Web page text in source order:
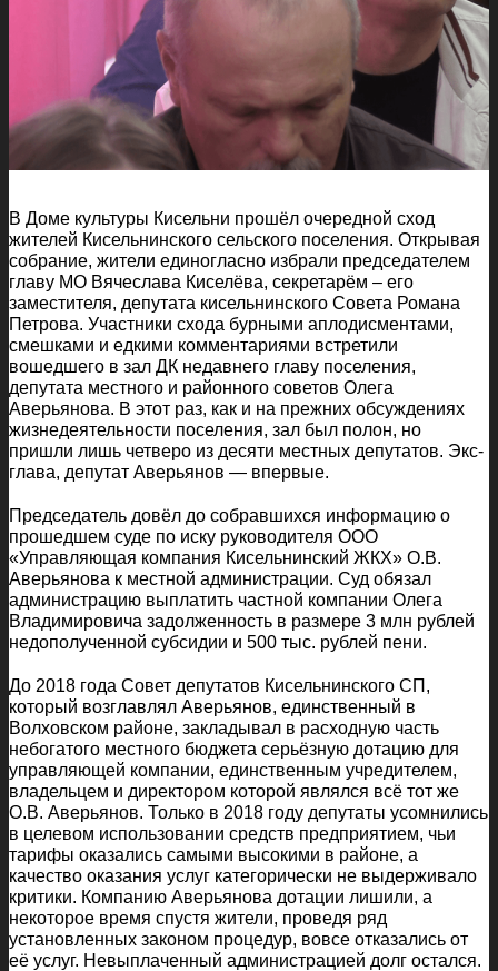
В Доме культуры Кисельни прошёл очередной сход
жителей Кисельнинского сельского поселения. Открывая
собрание, жители единогласно избрали председателем
главу МО Вячеслава Киселёва, секретарём – его
заместителя, депутата кисельнинского Совета Романа
Петрова. Участники схода бурными аплодисментами,
смешками и едкими комментариями встретили
вошедшего в зал ДК недавнего главу поселения,
депутата местного и районного советов Олега
Аверьянова. В этот раз, как и на прежних обсуждениях
жизнедеятельности поселения, зал был полон, но
пришли лишь четверо из десяти местных депутатов. Экс-
глава, депутат Аверьянов — впервые.
Председатель довёл до собравшихся информацию о
прошедшем суде по иску руководителя ООО
«Управляющая компания Кисельнинский ЖКХ» О.В.
Аверьянова к местной администрации. Суд обязал
администрацию выплатить частной компании Олега
Владимировича задолженность в размере 3 млн рублей
недополученной субсидии и 500 тыс. рублей пени.
До 2018 года Совет депутатов Кисельнинского СП,
который возглавлял Аверьянов, единственный в
Волховском районе, закладывал в расходную часть
небогатого местного бюджета серьёзную дотацию для
управляющей компании, единственным учредителем,
владельцем и директором которой являлся всё тот же
О.В. Аверьянов. Только в 2018 году депутаты усомнились
в целевом использовании средств предприятием, чьи
тарифы оказались самыми высокими в районе, а
качество оказания услуг категорически не выдерживало
критики. Компанию Аверьянова дотации лишили, а
некоторое время спустя жители, проведя ряд
установленных законом процедур, вовсе отказались от
её услуг. Невыплаченный администрацией долг остался.